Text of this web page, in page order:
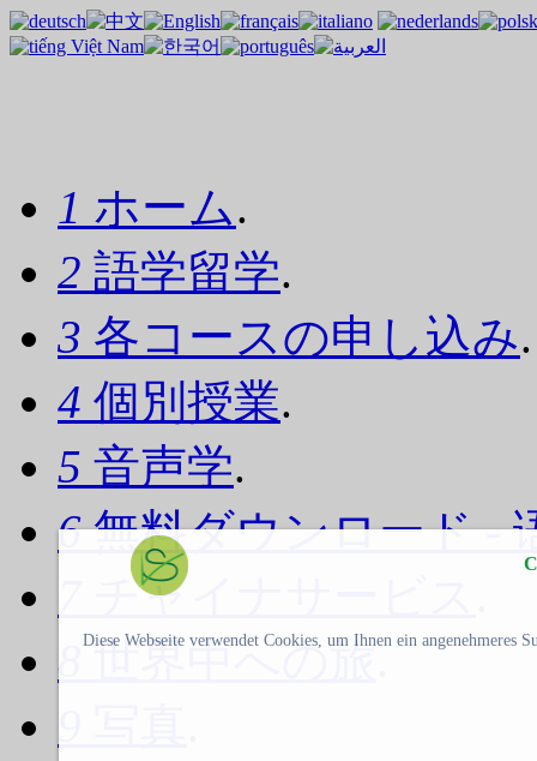
1 ホーム.
2 語学留学.
3 各コースの申し込み.
4 個別授業.
5 音声学.
6無料ダウンロード -
チャイナサービス
8世界中への旅.
Diese Webseite verwendet Cookies, um Ihnen ein angenehmeres